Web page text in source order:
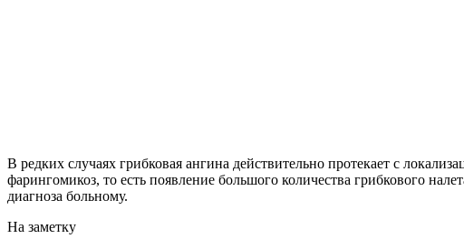
В редких случаях грибковая ангина действительно протекает с
фарингомикоз, то есть появление большого количества грибкового
диагноза больному.
На заметку